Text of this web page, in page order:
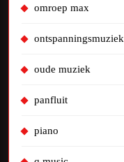
omroep max
ontspanningsmuziek
oude muziek
panfluit
piano